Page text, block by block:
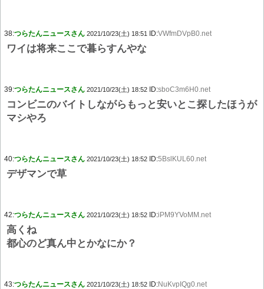
38:つらたんニュースさん 2021/10/23(土) 18:51 ID:VWfmDVpB0.net
ワイは将来ここで暮らすんやな
39:つらたんニュースさん 2021/10/23(土) 18:52 ID:sboC3m6H0.net
コンビニのバイトしながらもっと安いとこ探したほうが
マシやろ
40:つらたんニュースさん 2021/10/23(土) 18:52 ID:5BslKUL60.net
デザマンで草
42:つらたんニュースさん 2021/10/23(土) 18:52 ID:iPM9YVoMM.net
高くね
都心のど真ん中とかなにか？
43:つらたんニュースさん 2021/10/23(土) 18:52 ID:NuKvpIQg0.net